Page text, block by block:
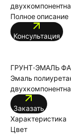
Полное описание
Консультация
ГРУНТ-ЭМАЛЬ
Эмаль
Заказать
Характеристика
Цвет